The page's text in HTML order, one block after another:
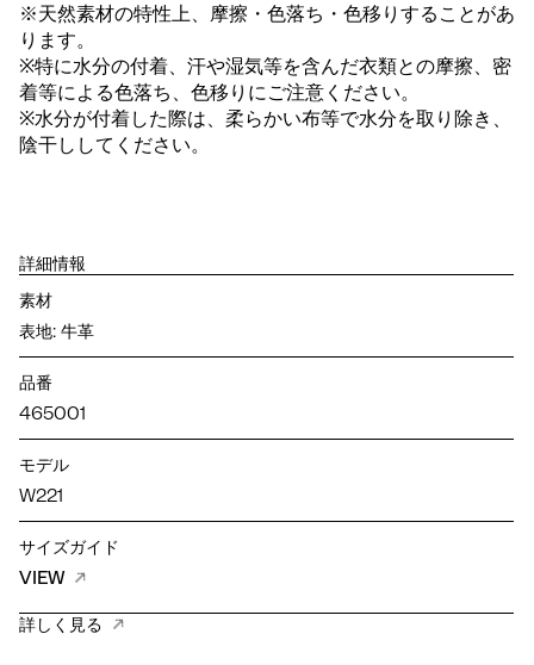
※天然素材の特性上、摩擦・色落ち・色移りすることがあ
ります。
※特に水分の付着、汗や湿気等を含んだ衣類との摩擦、密
着等による色落ち、色移りにご注意ください。
※水分が付着した際は、柔らかい布等で水分を取り除き、
陰干ししてください。
詳細情報
素材
表地: 牛革
品番
465001
モデル
W221
サイズガイド
VIEW
詳しく見る